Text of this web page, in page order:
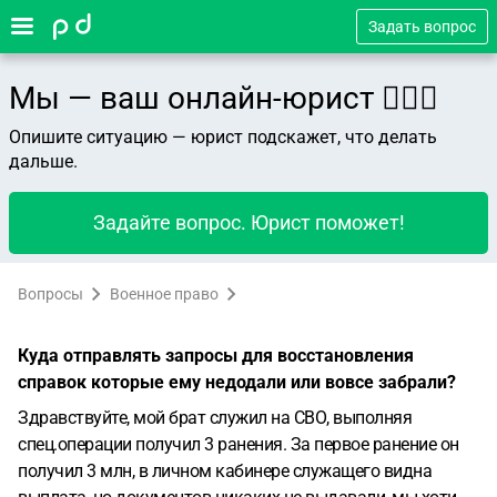
Задать вопрос
Мы — ваш онлайн-юрист 👨🏻‍⚖️
Опишите ситуацию — юрист подскажет, что делать
дальше.
Задайте вопрос. Юрист поможет!
Вопросы Военное право
Куда отправлять запросы для восстановления
справок которые ему недодали или вовсе забрали?
Здравствуйте, мой брат служил на СВО, выполняя
спец.операции получил 3 ранения. За первое ранение он
получил 3 млн, в личном кабинере служащего видна